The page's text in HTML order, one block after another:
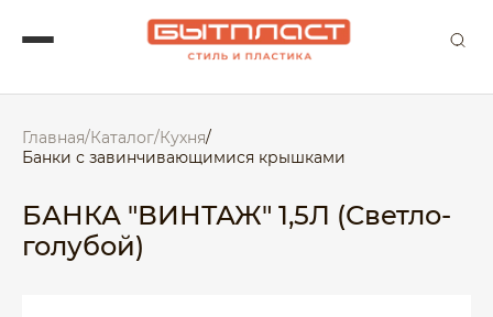
Главная/Каталог/Кухня/
Банки с завинчивающимися крышками
БАНКА "ВИНТАЖ" 1,5Л (Светло-
голубой)